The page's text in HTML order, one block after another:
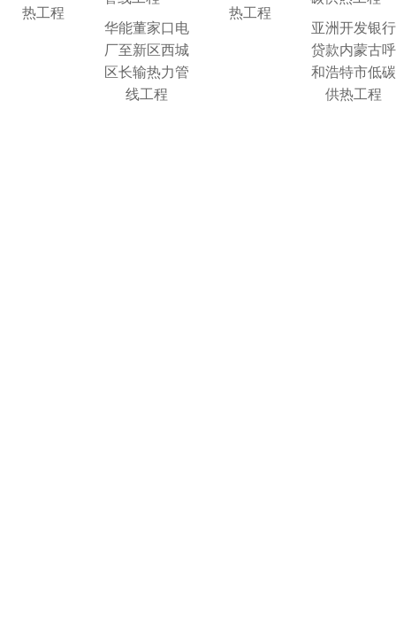
热工程
华能董家口电
厂至新区西城
区长输热力管
线工程
热工程
亚洲开发银行
贷款内蒙古呼
和浩特市低碳
供热工程